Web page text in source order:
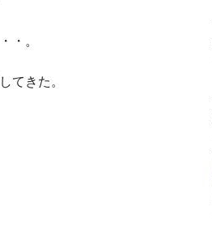
・。
てきた。